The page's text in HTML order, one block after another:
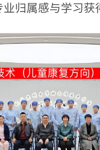
归属感与学习获